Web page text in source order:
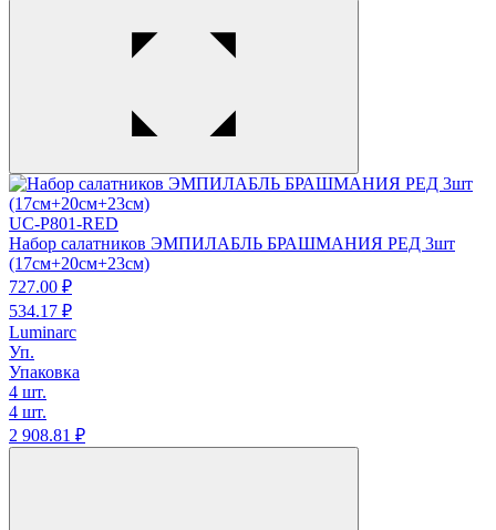
UC-P801-RED
Набор салатников ЭМПИЛАБЛЬ БРАШМАНИЯ РЕД 3шт
(17см+20см+23см)
727.00 ₽
534.17 ₽
Luminarc
Уп.
Упаковка
4 шт.
4 шт.
2 908.81 ₽